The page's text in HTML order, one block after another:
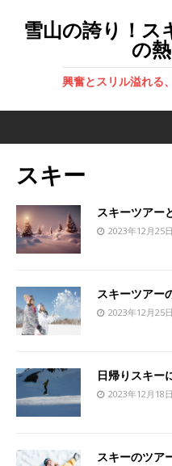
雪山の誇り！ス
の
興奮とスリル溢れる
スキー
スキーツアー
2023年12月25日
スキーツアー
2023年12月25日
日帰りスキー
2023年12月18日
スキーのツア